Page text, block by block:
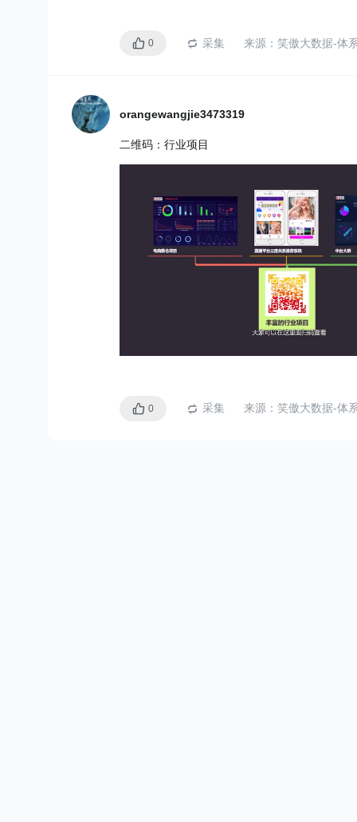
0 采集 来源： 笑傲大数据-体系课总体
orangewangjie3473319
二维码：行业项目
0 采集 来源： 笑傲大数据-体系课总体